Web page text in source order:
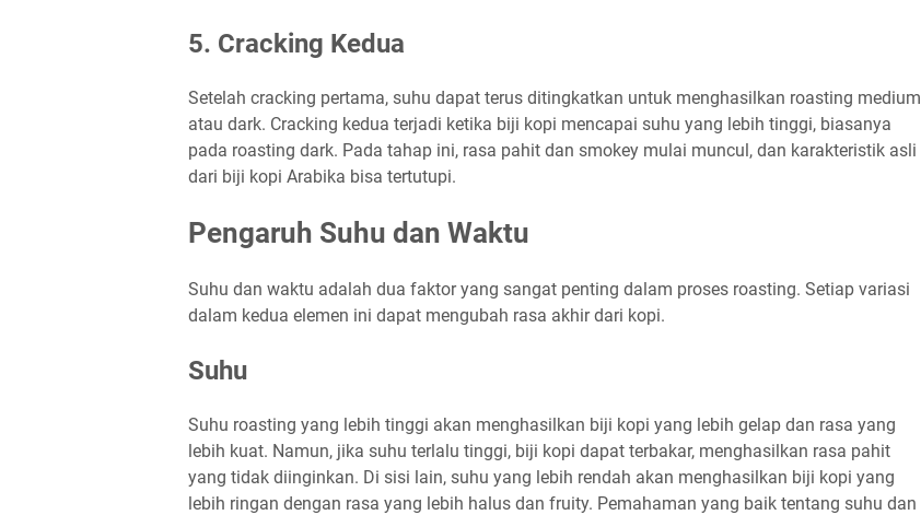
5. Cracking Kedua
Setelah cracking pertama, suhu dapat terus ditingkatkan untuk menghasilkan roasting medium
atau dark. Cracking kedua terjadi ketika biji kopi mencapai suhu yang lebih tinggi, biasanya
pada roasting dark. Pada tahap ini, rasa pahit dan smokey mulai muncul, dan karakteristik asli
dari biji kopi Arabika bisa tertutupi.
Pengaruh Suhu dan Waktu
Suhu dan waktu adalah dua faktor yang sangat penting dalam proses roasting. Setiap variasi
dalam kedua elemen ini dapat mengubah rasa akhir dari kopi.
Suhu
Suhu roasting yang lebih tinggi akan menghasilkan biji kopi yang lebih gelap dan rasa yang
lebih kuat. Namun, jika suhu terlalu tinggi, biji kopi dapat terbakar, menghasilkan rasa pahit
yang tidak diinginkan. Di sisi lain, suhu yang lebih rendah akan menghasilkan biji kopi yang
lebih ringan dengan rasa yang lebih halus dan fruity. Pemahaman yang baik tentang suhu dan